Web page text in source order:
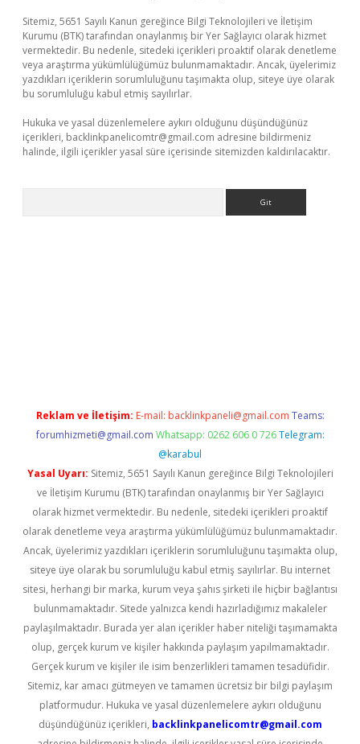
Sitemiz, 5651 Sayılı Kanun gereğince Bilgi Teknolojileri ve İletişim
Kurumu (BTK) tarafından onaylanmış bir Yer Sağlayıcı olarak hizmet
vermektedir. Bu nedenle, sitedeki içerikleri proaktif olarak denetleme
veya araştırma yükümlülüğümüz bulunmamaktadır. Ancak, üyelerimiz
yazdıkları içeriklerin sorumluluğunu taşımakta olup, siteye üye olarak
bu sorumluluğu kabul etmiş sayılırlar.
Hukuka ve yasal düzenlemelere aykırı olduğunu düşündüğünüz
içerikleri, backlinkpanelicomtr@gmail.com adresine bildirmeniz
halinde, ilgili içerikler yasal süre içerisinde sitemizden kaldırılacaktır.
Reklam ve İletişim: E-mail: backlinkpaneli@gmail.com Teams:
forumhizmeti@gmail.com Whatsapp: 0262 606 0 726 Telegram:
@karabul
Yasal Uyarı: Sitemiz, 5651 Sayılı Kanun gereğince Bilgi Teknolojileri
ve İletişim Kurumu (BTK) tarafından onaylanmış bir Yer Sağlayıcı
olarak hizmet vermektedir. Bu nedenle, sitedeki içerikleri proaktif
olarak denetleme veya araştırma yükümlülüğümüz bulunmamaktadır.
Ancak, üyelerimiz yazdıkları içeriklerin sorumluluğunu taşımakta olup,
siteye üye olarak bu sorumluluğu kabul etmiş sayılırlar. Bu internet
sitesi, herhangi bir marka, kurum veya şahıs şirketi ile hiçbir bağlantısı
bulunmamaktadır. Sitede yalnızca kendi hazırladığımız makaleler
paylaşılmaktadır. Burada yer alan içerikler haber niteliği taşımamakta
olup, gerçek kurum ve kişiler hakkında paylaşım yapılmamaktadır.
Gerçek kurum ve kişiler ile isim benzerlikleri tamamen tesadüfidir.
Sitemiz, kar amacı gütmeyen ve tamamen ücretsiz bir bilgi paylaşım
platformudur. Hukuka ve yasal düzenlemelere aykırı olduğunu
düşündüğünüz içerikleri, backlinkpanelicomtr@gmail.com